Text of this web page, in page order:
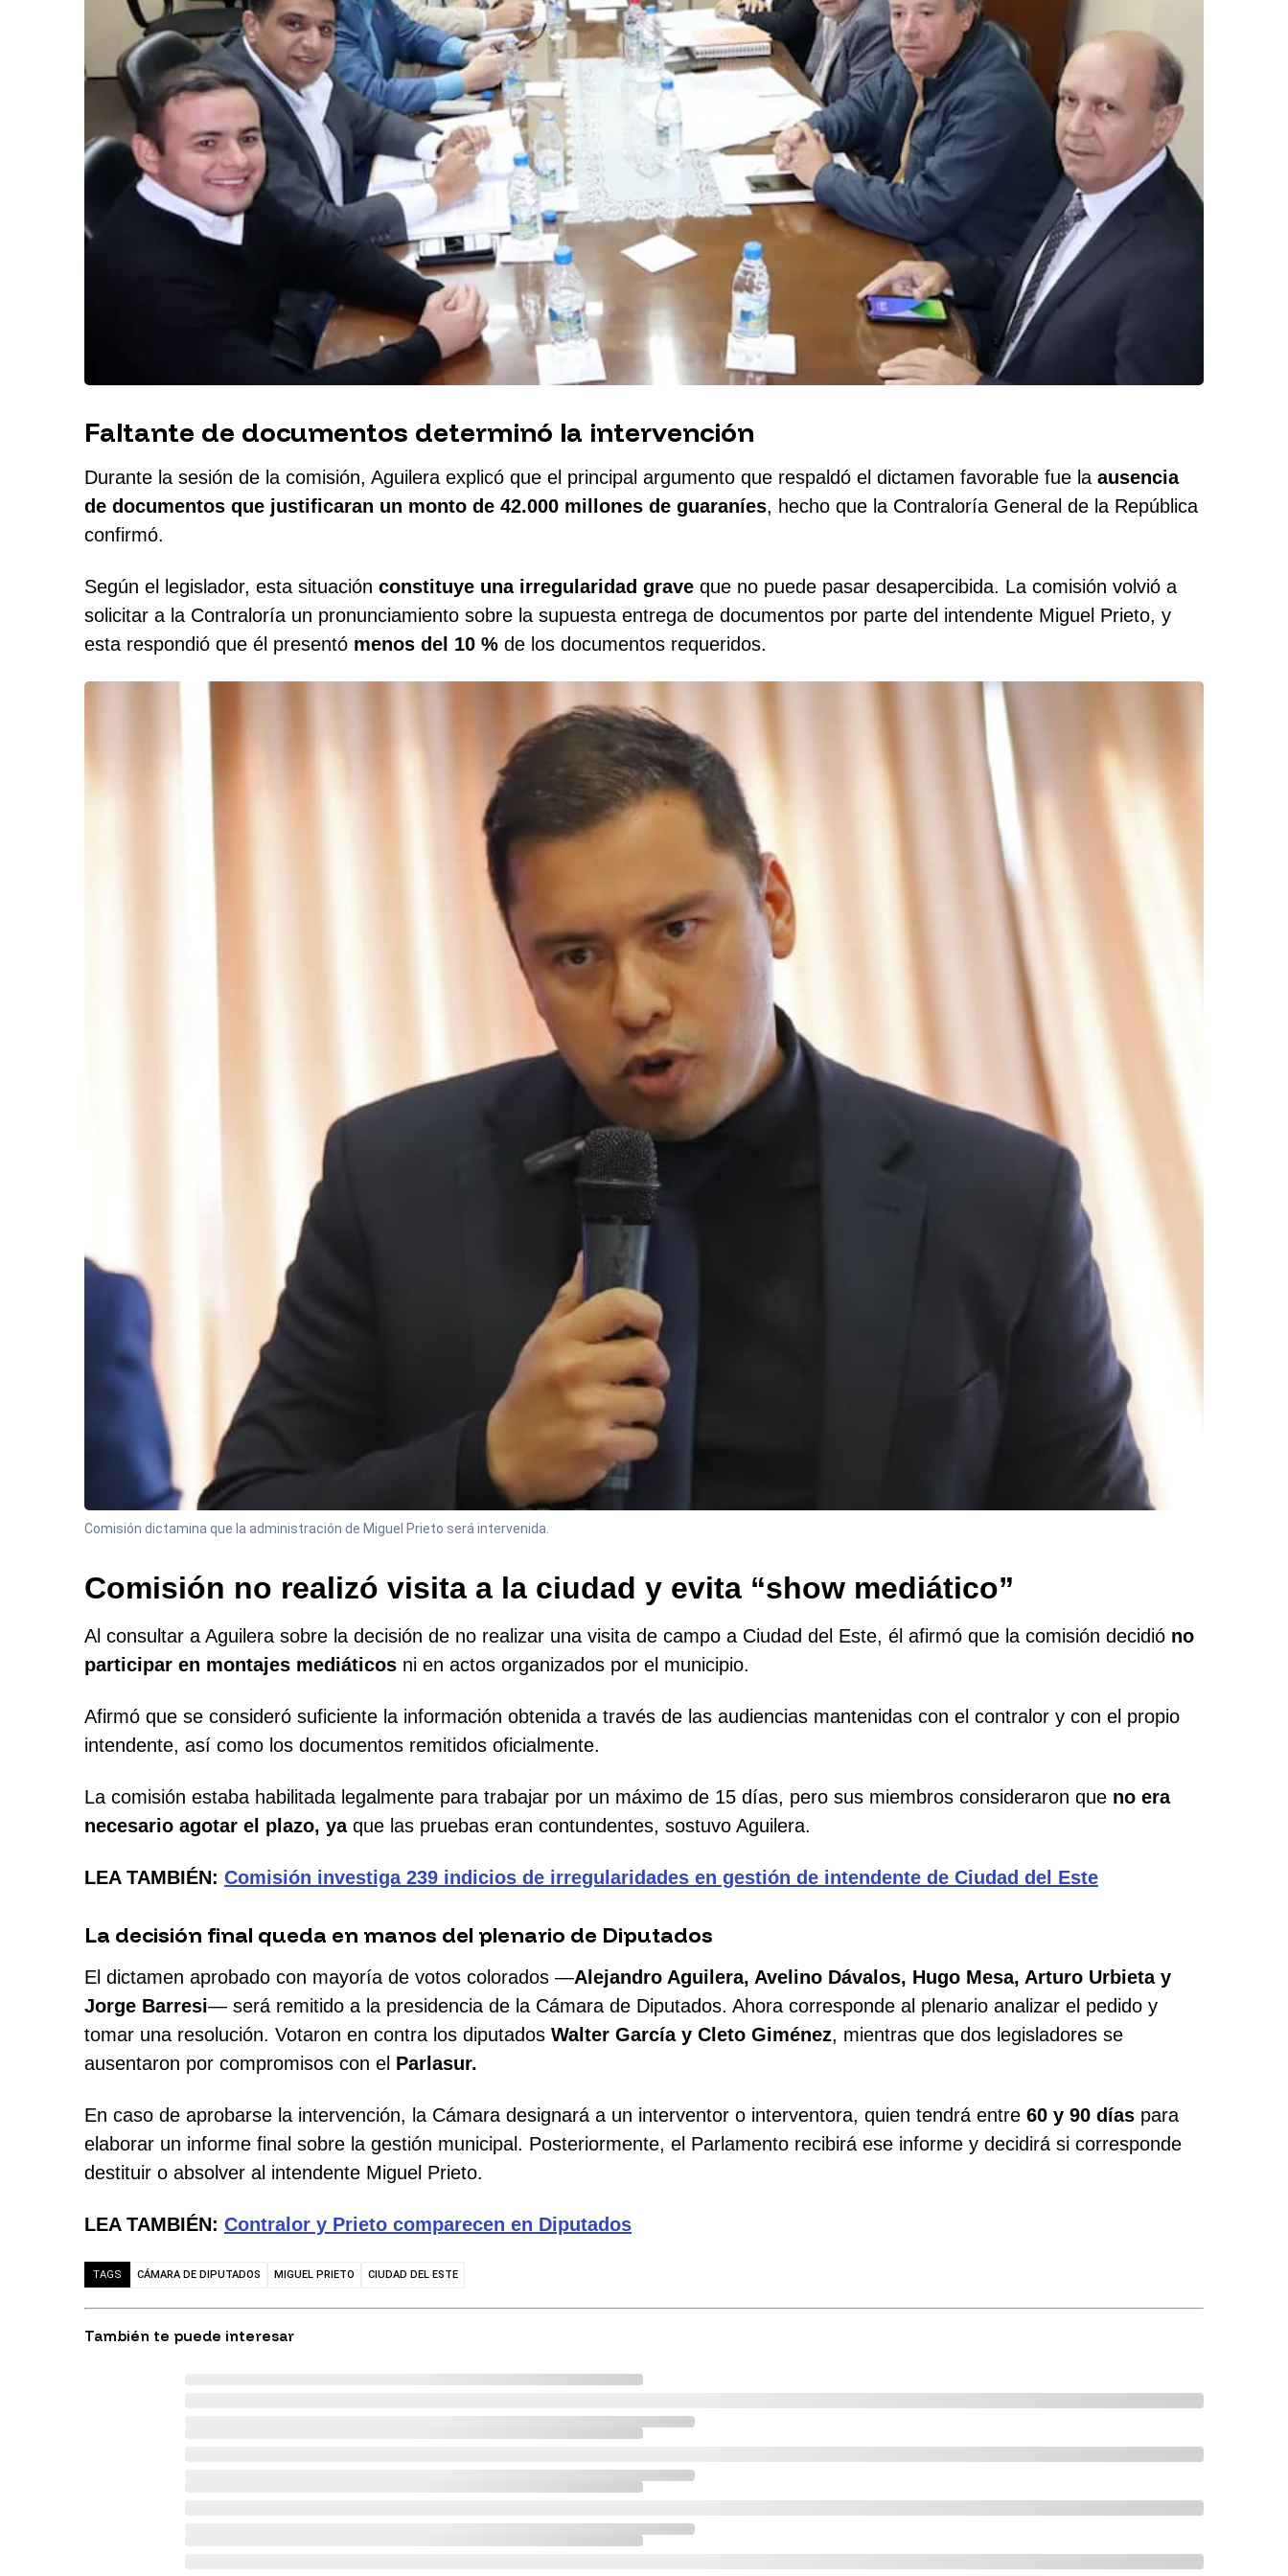
Faltante de documentos determinó la intervención
Durante la sesión de la comisión, Aguilera explicó que el principal argumento que respaldó el dictamen favorable fue la ausencia
de documentos que justificaran un monto de 42.000 millones de guaraníes, hecho que la Contraloría General de la República
confirmó.
Según el legislador, esta situación constituye una irregularidad grave que no puede pasar desapercibida. La comisión volvió a
solicitar a la Contraloría un pronunciamiento sobre la supuesta entrega de documentos por parte del intendente Miguel Prieto, y
esta respondió que él presentó menos del 10 % de los documentos requeridos.
Comisión dictamina que la administración de Miguel Prieto será intervenida.
Comisión no realizó visita a la ciudad y evita “show mediático”
Al consultar a Aguilera sobre la decisión de no realizar una visita de campo a Ciudad del Este, él afirmó que la comisión decidió no
participar en montajes mediáticos ni en actos organizados por el municipio.
Afirmó que se consideró suficiente la información obtenida a través de las audiencias mantenidas con el contralor y con el propio
intendente, así como los documentos remitidos oficialmente.
La comisión estaba habilitada legalmente para trabajar por un máximo de 15 días, pero sus miembros consideraron que no era
necesario agotar el plazo, yaque las pruebas eran contundentes, sostuvo Aguilera.
LEA TAMBIÉN: Comisión investiga 239 indicios de irregularidades en gestión de intendente de Ciudad del Este
La decisión final queda en manos del plenario de Diputados
El dictamen aprobado con mayoría de votos colorados —Alejandro Aguilera, Avelino Dávalos, Hugo Mesa, Arturo Urbieta y
Jorge Barresi— será remitido a la presidencia de la Cámara de Diputados. Ahora corresponde al plenario analizar el pedido y
tomar una resolución. Votaron en contra los diputados Walter García y Cleto Giménez, mientras que dos legisladores se
ausentaron por compromisos con el Parlasur.
En caso de aprobarse la intervención, la Cámara designará a un interventor o interventora, quien tendrá entre 60 y 90 días para
elaborar un informe final sobre la gestión municipal. Posteriormente, el Parlamento recibirá ese informe y decidirá si corresponde
destituir o absolver al intendente Miguel Prieto.
LEA TAMBIÉN: Contralor y Prieto comparecen en Diputados
TAGS CÁMARA DE DIPUTADOS MIGUEL PRIETO CIUDAD DEL ESTE
También te puede interesar